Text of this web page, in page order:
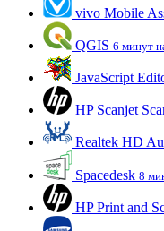
vivo Mobile
QGIS 6 минут
JavaScript
HP Scanjet
Realtek HD
Spacedesk 8
HP Print and